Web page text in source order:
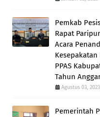
Pemkab
Rapat
Acara
Kesepakatan
PPAS
Tahun
Agustus 03, 2023
Pemerintah